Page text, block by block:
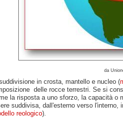
da
in crosta, mantello e nucleo (
delle rocce terrestri. Se si
la risposta a uno sforzo, la capacità o
suddivisa, dall'esterno verso l'interno,
reologico).